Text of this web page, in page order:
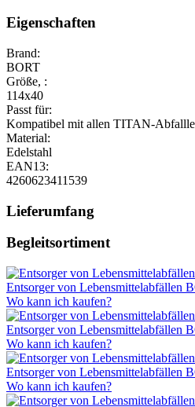
Eigenschaften
Brand:
BORT
Größe, :
114x40
Passt für:
Kompatibel mit allen TITAN-
Material:
Edelstahl
EAN13:
4260623411539
Lieferumfang
Begleitsortiment
Entsorger von Lebensmittelabfällen
Wo kann ich kaufen?
Entsorger von Lebensmittelabfällen
Wo kann ich kaufen?
Entsorger von Lebensmittelabfällen
Wo kann ich kaufen?